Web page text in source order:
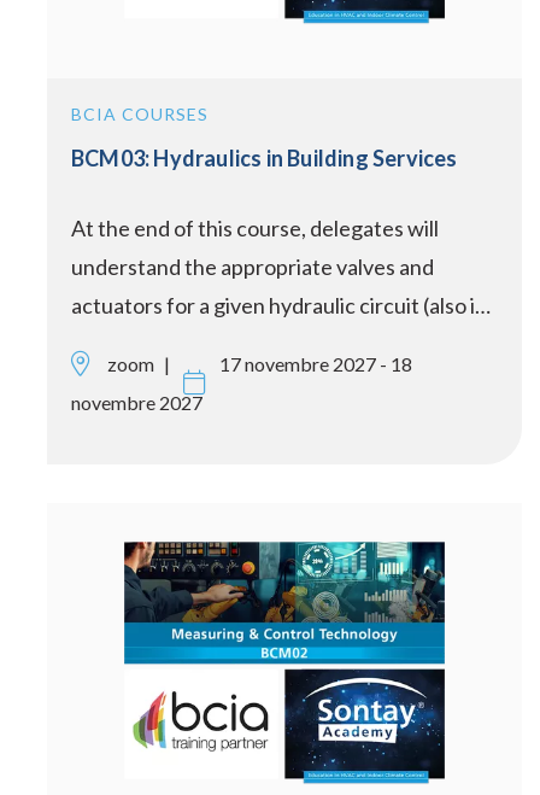
BCIA COURSES
BCM03: Hydraulics in Building Services
At the end of this course, delegates will
understand the appropriate valves and
actuators for a given hydraulic circuit (also i…
zoom
17 novembre 2027 - 18
novembre 2027